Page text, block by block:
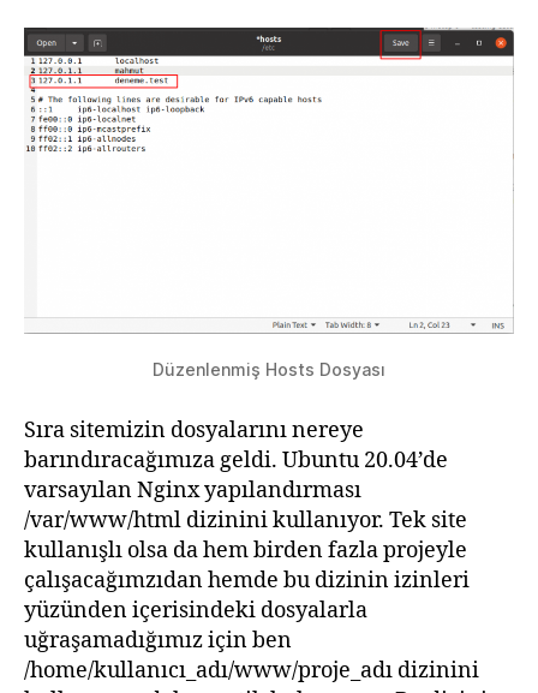
Düzenlenmiş Hosts Dosyası
Sıra sitemizin dosyalarını nereye
barındıracağımıza geldi. Ubuntu 20.04’de
varsayılan Nginx yapılandırması
/var/www/html dizinini kullanıyor. Tek site
kullanışlı olsa da hem birden fazla projeyle
çalışacağımzıdan hemde bu dizinin izinleri
yüzünden içerisindeki dosyalarla
uğraşamadığımız için ben
/home/kullanıcı_adı/www/proje_adı dizinini